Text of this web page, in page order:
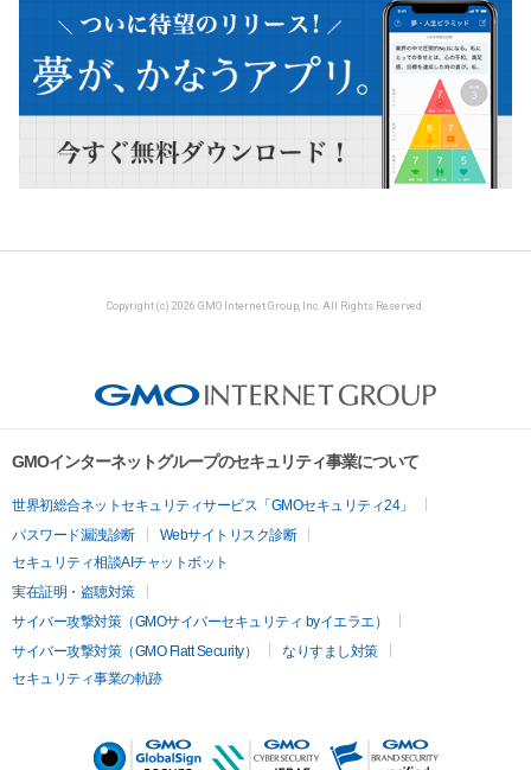
Copyright (c) 2026 GMO Internet Group, Inc. All Rights Reserved.
GMOインターネットグループのセキュリティ事業について
世界初総合ネットセキュリティサービス「GMOセキュリティ24」
パスワード漏洩診断
Webサイトリスク診断
セキュリティ相談AIチャットボット
実在証明・盗聴対策
サイバー攻撃対策（GMOサイバーセキュリティ byイエラエ）
サイバー攻撃対策（GMO Flatt Security）
なりすまし対策
セキュリティ事業の軌跡